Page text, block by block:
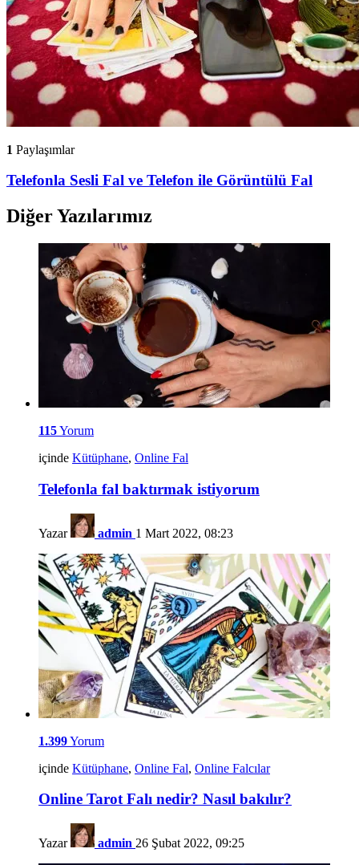
1 Paylaşımlar
Telefonla Sesli Fal ve Telefon ile Görüntülü Fal
Diğer Yazılarımız
115Yorum
içinde Kütüphane, Online Fal
Telefonla fal baktırmak istiyorum
Yazar admin 1 Mart 2022, 08:23
1.399Yorum
içinde Kütüphane, Online Fal, Online Falcılar
Online Tarot Falı nedir? Nasıl bakılır?
Yazar admin 26 Şubat 2022, 09:25